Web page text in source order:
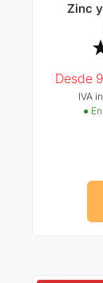
Zinc
Precio
Oferta
Desde
IVA
●